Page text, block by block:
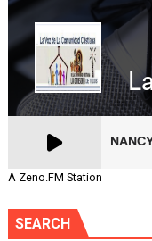
A Zeno.FM Station
SEARCH